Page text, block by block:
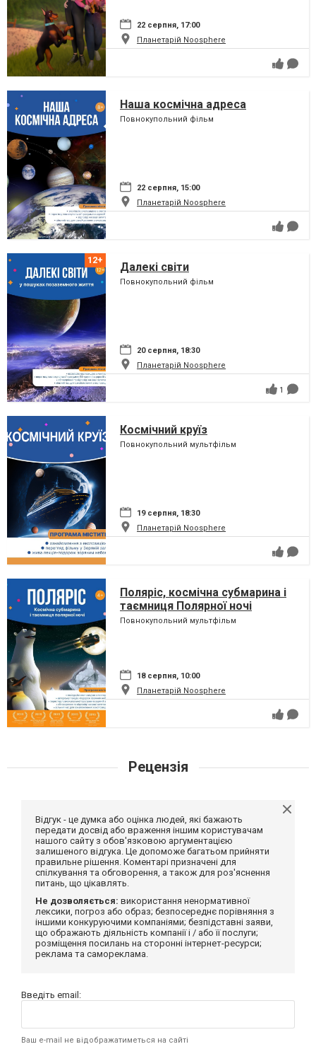
22 серпня, 17:00
Планетарій Noosphere
Наша космічна адреса
Повнокупольний фільм
22 серпня, 15:00
Планетарій Noosphere
Далекі світи
Повнокупольний фільм
20 серпня, 18:30
Планетарій Noosphere
1
Космічний круїз
Повнокупольний мультфільм
19 серпня, 18:30
Планетарій Noosphere
Поляріс, космічна субмарина і
таємниця Полярної ночі
Повнокупольний мультфільм
18 серпня, 10:00
Планетарій Noosphere
Рецензія
Відгук - це думка або оцінка людей, які бажають
передати досвід або враження іншим користувачам
нашого сайту з обов'язковою аргументацією
залишеного відгука. Це допоможе багатьом прийняти
правильне рішення. Коментарі призначені для
спілкування та обговорення, а також для роз'яснення
питань, що цікавлять.
Не дозволяється: використання ненормативної
лексики, погроз або образ; безпосереднє порівняння з
іншими конкуруючими компаніями; безпідставні заяви,
що ображають діяльність компанії і / або її послуги;
розміщення посилань на сторонні інтернет-ресурси;
реклама та самореклама.
Введіть email:
Ваш e-mail не відображатиметься на сайті